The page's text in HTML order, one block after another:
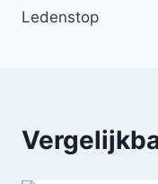
Ledenstop